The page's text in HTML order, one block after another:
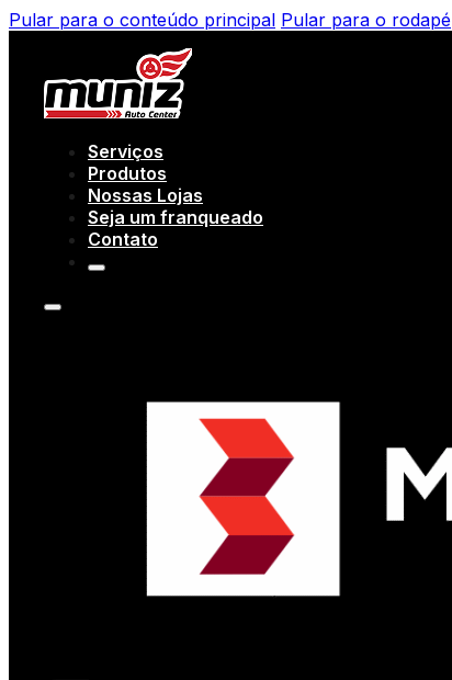
Pular para o conteúdo principal Pular para o rodapé
Serviços
Produtos
Nossas Lojas
Seja um franqueado
Contato